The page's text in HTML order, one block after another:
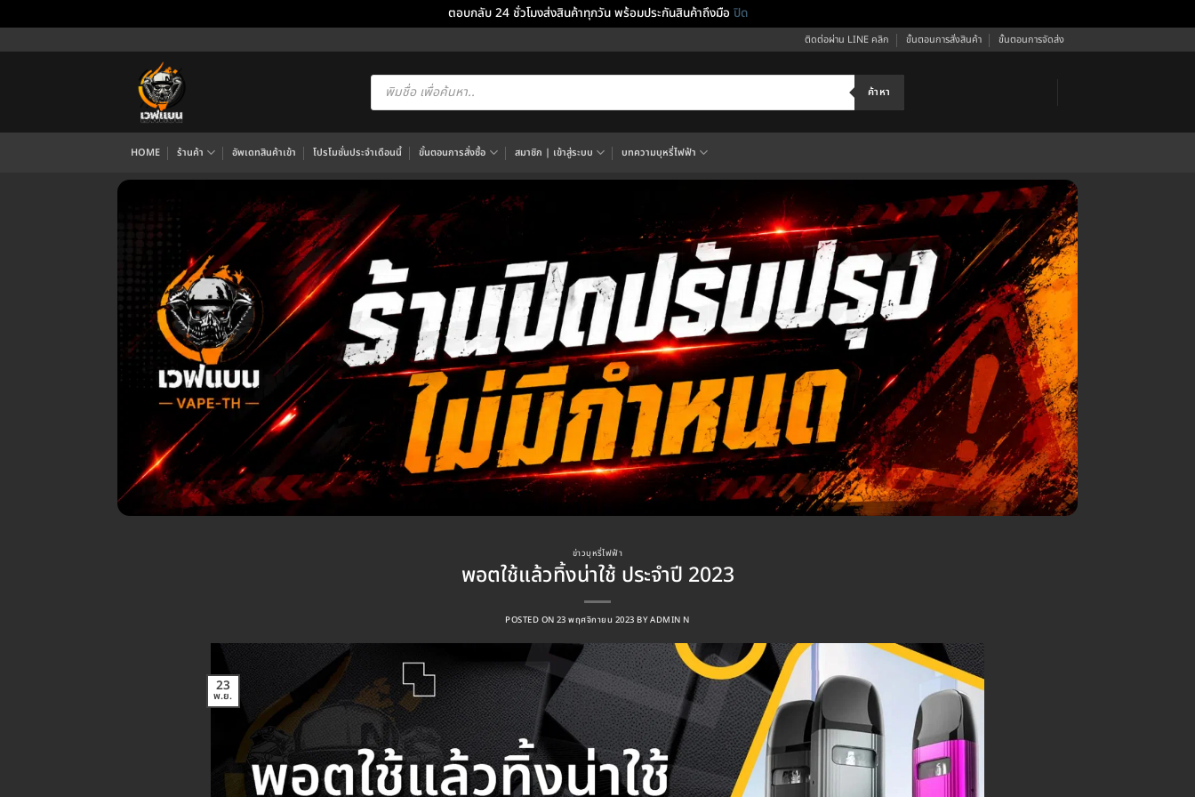
ตอบกลับ 24 ชั่วโมงส่งสินค้าทุกวัน พร้อมประกันสินค้าถึงมือ ปิด
ไป
ติดต่อผ่าน LINE คลิก ขั้นตอนการสั่งสินค้า ขั้นตอนการจัดส่ง
Products
search ค้าหา
HOME ร้านค้า อัพเดทสินค้าเข้า โปรโมชั่นประจำเดือนนี้ ขั้นตอนการสั่งซื้อ สมาชิก | เข้าสู่ระบบ บทความบุหรี่ไฟฟ้า
ข่าวบุหรี่ไฟฟ้า
พอตใช้แล้วทิ้งน่าใช้ ประจำปี 2023
POSTED ON 23 พฤศจิกายน 2023 BYADMIN N
23
พ.ย.